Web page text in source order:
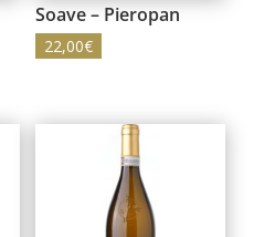
Soave – Pieropan
22,00€